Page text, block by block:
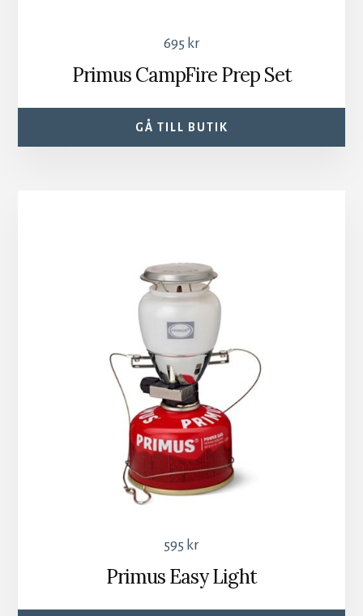
695 kr
Primus CampFire Prep Set
GÅ TILL BUTIK
595 kr
Primus Easy Light